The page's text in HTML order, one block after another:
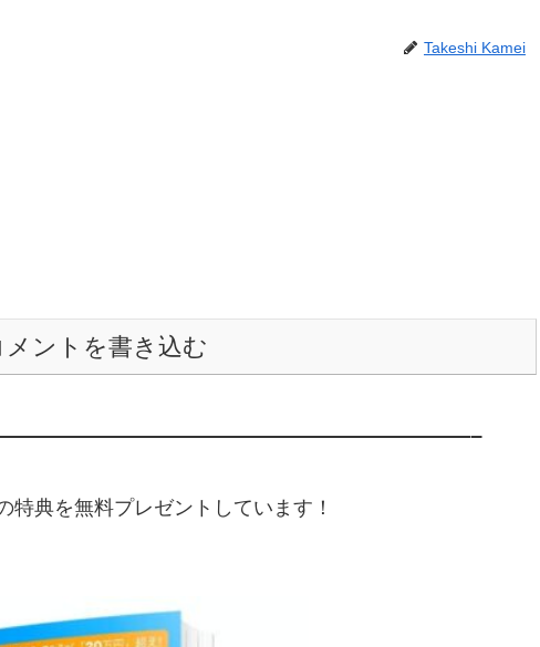
Takeshi Kamei
メントを書き込む
典を無料プレゼントしています！